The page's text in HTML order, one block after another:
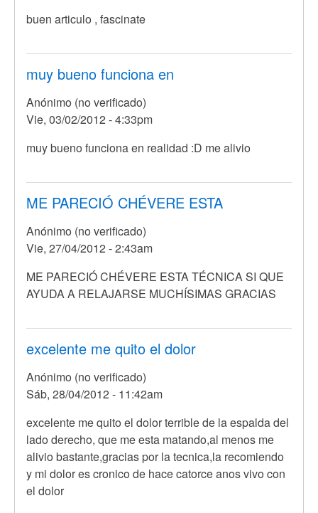
buen articulo , fascinate
muy bueno funciona en
Anónimo (no verificado)
Vie, 03/02/2012 - 4:33pm
muy bueno funciona en realidad :D me alivio
ME PARECIÓ CHÉVERE ESTA
Anónimo (no verificado)
Vie, 27/04/2012 - 2:43am
ME PARECIÓ CHÉVERE ESTA TÉCNICA SI QUE
AYUDA A RELAJARSE MUCHÍSIMAS GRACIAS
excelente me quito el dolor
Anónimo (no verificado)
Sáb, 28/04/2012 - 11:42am
En
respuesta
a
Yo
no
excelente me quito el dolor terrible de la espalda del
lado derecho, que me esta matando,al menos me
alivio bastante,gracias por la tecnica,la recomiendo
y mi dolor es cronico de hace catorce anos vivo con
el dolor